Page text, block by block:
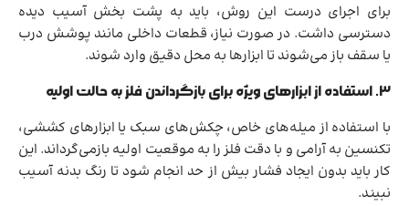
برای اجرای درست این روش، باید به پشت بخش آسیب دیده
دسترسی داشت. در صورت نیاز، قطعات داخلی مانند پوشش درب
یا سقف باز می‌شوند تا ابزارها به محل دقیق وارد شوند.
۳. استفاده از ابزارهای ویژه برای بازگرداندن فلز به حالت اولیه
با استفاده از میله‌های خاص، چکش‌های سبک یا ابزارهای کششی،
تکنسین به آرامی و با دقت فلز را به موقعیت اولیه بازمی‌گرداند. این
کار باید بدون ایجاد فشار بیش از حد انجام شود تا رنگ بدنه آسیب
نبیند.